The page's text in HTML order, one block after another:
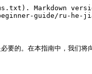
Markdown
guide/ru-he-
的。在本指南中，我们将